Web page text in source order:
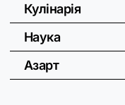
Кулінарія
Наука
Азарт